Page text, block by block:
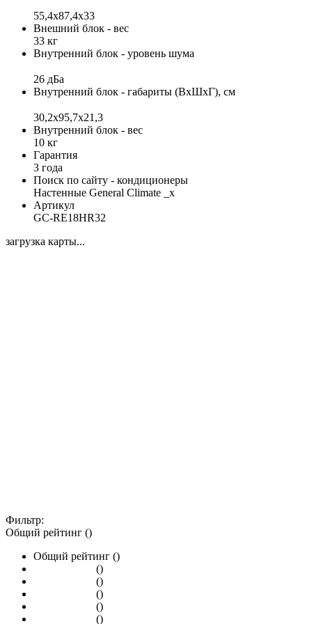
55,4x87,4x33
Внешний блок - вес
33 кг
Внутренний блок - уровень шума
26 дБа
Внутренний блок - габариты (ВхШхГ), см
30,2x95,7x21,3
Внутренний блок - вес
10 кг
Гарантия
3 года
Поиск по сайту - кондиционеры
Настенные General Climate _x
Артикул
GC-RE18HR32
загрузка карты...
Фильтр:
Общий рейтинг ()
Общий рейтинг ()
()
()
()
()
()